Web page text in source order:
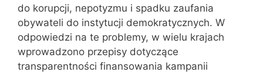
do korupcji, nepotyzmu i spadku zaufania
obywateli do instytucji demokratycznych. W
odpowiedzi na te problemy, w wielu krajach
wprowadzono przepisy dotyczące
transparentności finansowania kampanii